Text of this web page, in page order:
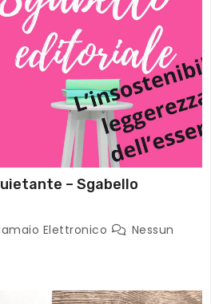
– Sgabello
Elettronico
Nessun